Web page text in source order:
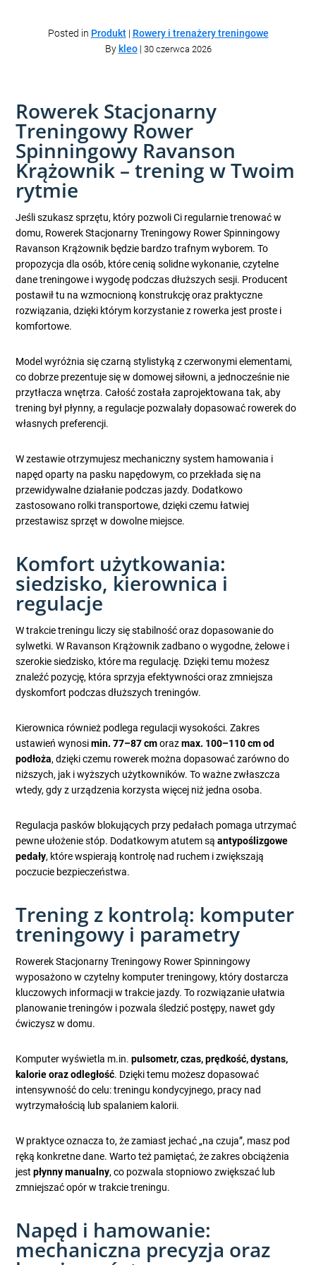
Posted in Produkt| Rowery i trenażery treningowe
By kleo| 30 czerwca 2026
Rowerek Stacjonarny
Treningowy Rower
Spinningowy Ravanson
Krążownik – trening w Twoim
rytmie
Jeśli szukasz sprzętu, który pozwoli Ci regularnie trenować w
domu, Rowerek Stacjonarny Treningowy Rower Spinningowy
Ravanson Krążownik będzie bardzo trafnym wyborem. To
propozycja dla osób, które cenią solidne wykonanie, czytelne
dane treningowe i wygodę podczas dłuższych sesji. Producent
postawił tu na wzmocnioną konstrukcję oraz praktyczne
rozwiązania, dzięki którym korzystanie z rowerka jest proste i
komfortowe.
Model wyróżnia się czarną stylistyką z czerwonymi elementami,
co dobrze prezentuje się w domowej siłowni, a jednocześnie nie
przytłacza wnętrza. Całość została zaprojektowana tak, aby
trening był płynny, a regulacje pozwalały dopasować rowerek do
własnych preferencji.
W zestawie otrzymujesz mechaniczny system hamowania i
napęd oparty na pasku napędowym, co przekłada się na
przewidywalne działanie podczas jazdy. Dodatkowo
zastosowano rolki transportowe, dzięki czemu łatwiej
przestawisz sprzęt w dowolne miejsce.
Komfort użytkowania:
siedzisko, kierownica i
regulacje
W trakcie treningu liczy się stabilność oraz dopasowanie do
sylwetki. W Ravanson Krążownik zadbano o wygodne, żelowe i
szerokie siedzisko, które ma regulację. Dzięki temu możesz
znaleźć pozycję, która sprzyja efektywności oraz zmniejsza
dyskomfort podczas dłuższych treningów.
Kierownica również podlega regulacji wysokości. Zakres
ustawień wynosimin. 77–87 cmorazmax. 100–110 cm od
podłoża, dzięki czemu rowerek można dopasować zarówno do
niższych, jak i wyższych użytkowników. To ważne zwłaszcza
wtedy, gdy z urządzenia korzysta więcej niż jedna osoba.
Regulacja pasków blokujących przy pedałach pomaga utrzymać
pewne ułożenie stóp. Dodatkowym atutem sąantypoślizgowe
pedały, które wspierają kontrolę nad ruchem i zwiększają
poczucie bezpieczeństwa.
Trening z kontrolą: komputer
treningowy i parametry
Rowerek Stacjonarny Treningowy Rower Spinningowy
wyposażono w czytelny komputer treningowy, który dostarcza
kluczowych informacji w trakcie jazdy. To rozwiązanie ułatwia
planowanie treningów i pozwala śledzić postępy, nawet gdy
ćwiczysz w domu.
Komputer wyświetla m.in.pulsometr, czas, prędkość, dystans,
kalorie oraz odległość. Dzięki temu możesz dopasować
intensywność do celu: treningu kondycyjnego, pracy nad
wytrzymałością lub spalaniem kalorii.
W praktyce oznacza to, że zamiast jechać „na czuja”, masz pod
ręką konkretne dane. Warto też pamiętać, że zakres obciążenia
jestpłynny manualny, co pozwala stopniowo zwiększać lub
zmniejszać opór w trakcie treningu.
Napęd i hamowanie:
mechaniczna precyzja oraz